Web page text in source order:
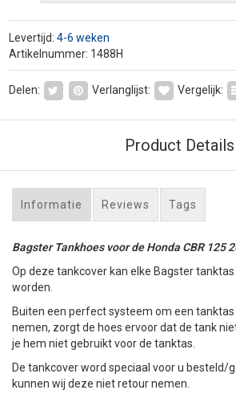
Levertijd: 4-6 weken
Artikelnummer: 1488H
Delen: Verlanglijst: Vergelijk:
Product Details
Informatie Reviews Tags
Bagster Tankhoes voor de Honda CBR 125
Op deze tankcover kan elke Bagster
worden.
Buiten een perfect systeem om een
nemen, zorgt de hoes ervoor dat de tank
je hem niet gebruikt voor de tanktas.
De tankcover word speciaal voor u besteld/
kunnen wij deze niet retour nemen.